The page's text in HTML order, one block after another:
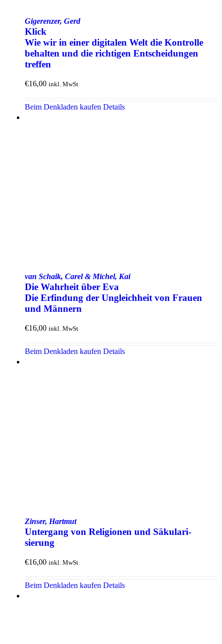
Gigerenzer, Gerd
Klick
Wie wir in einer digitalen Welt die Kontrolle
behalten und die richtigen Ent­scheidungen
treffen
€16,00 inkl. MwSt
Beim Denkladen kaufen Details
van Schaik, Carel & Michel, Kai
Die Wahrheit über Eva
Die Erfindung der Un­gleich­heit von Frauen
und Männern
€16,00 inkl. MwSt
Beim Denkladen kaufen Details
Zinser, Hartmut
Untergang von Religionen und Säkulari­
sierung
€16,00 inkl. MwSt
Beim Denkladen kaufen Details